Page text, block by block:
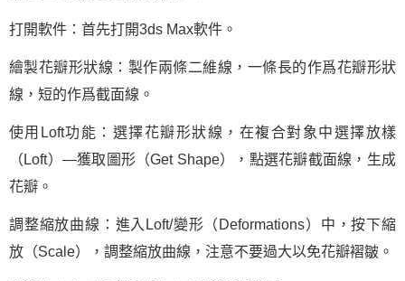
打開軟件：首先打開3ds Max軟件。
繪製花瓣形狀線：製作兩條二維線，一條長的作爲花瓣形狀
線，短的作爲截面線。
使用Loft功能：選擇花瓣形狀線，在複合對象中選擇放樣
（Loft）—獲取圖形（Get Shape），點選花瓣截面線，生成
花瓣。
調整縮放曲線：進入Loft/變形（Deformations）中，按下縮
放（Scale），調整縮放曲線，注意不要過大以免花瓣褶皺。